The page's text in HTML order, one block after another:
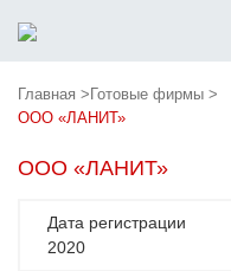
Главная > Готовые фирмы >
ООО «ЛАНИТ»
ООО «ЛАНИТ»
Дата регистрации
2020